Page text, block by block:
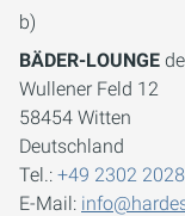
b)
BÄDER-LOUNGE
Wullener Feld 12
58454 Witten
Deutschland
Tel.: +49 2302
E-Mail: